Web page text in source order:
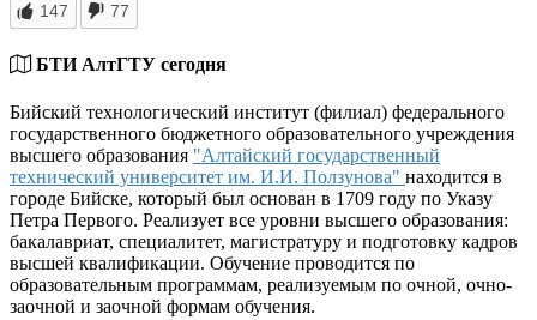
147 77
БТИ АлтГТУ сегодня
Бийский технологический институт (филиал) федерального
государственного бюджетного образовательного учреждения
высшего образования "Алтайский государственный
технический университет им. И.И. Ползунова" находится в
городе Бийске, который был основан в 1709 году по Указу
Петра Первого. Реализует все уровни высшего образования:
бакалавриат, специалитет, магистратуру и подготовку кадров
высшей квалификации. Обучение проводится по
образовательным программам, реализуемым по очной, очно-
заочной и заочной формам обучения.